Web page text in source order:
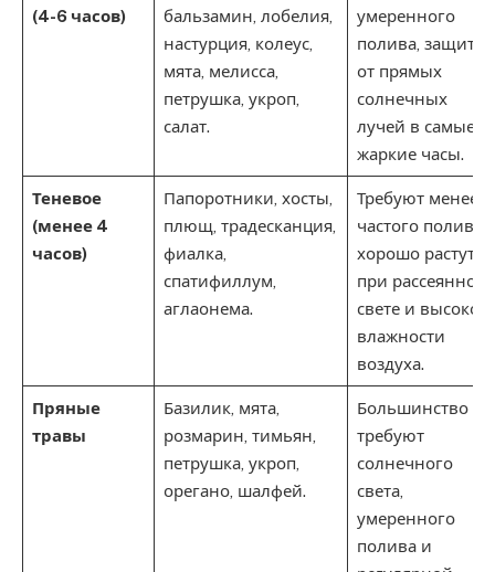
(4-6 часов)
бальзамин, лобелия,
настурция, колеус,
мята, мелисса,
петрушка, укроп,
салат.
умеренного
полива, защиты
от прямых
солнечных
лучей в самые
жаркие часы.
Теневое
(менее 4
часов)
Папоротники, хосты,
плющ, традесканция,
фиалка,
спатифиллум,
аглаонема.
Требуют менее
частого полива,
хорошо растут
при рассеянном
свете и высокой
влажности
воздуха.
Пряные
травы
Базилик, мята,
розмарин, тимьян,
петрушка, укроп,
орегано, шалфей.
Большинство
требуют
солнечного
света,
умеренного
полива и